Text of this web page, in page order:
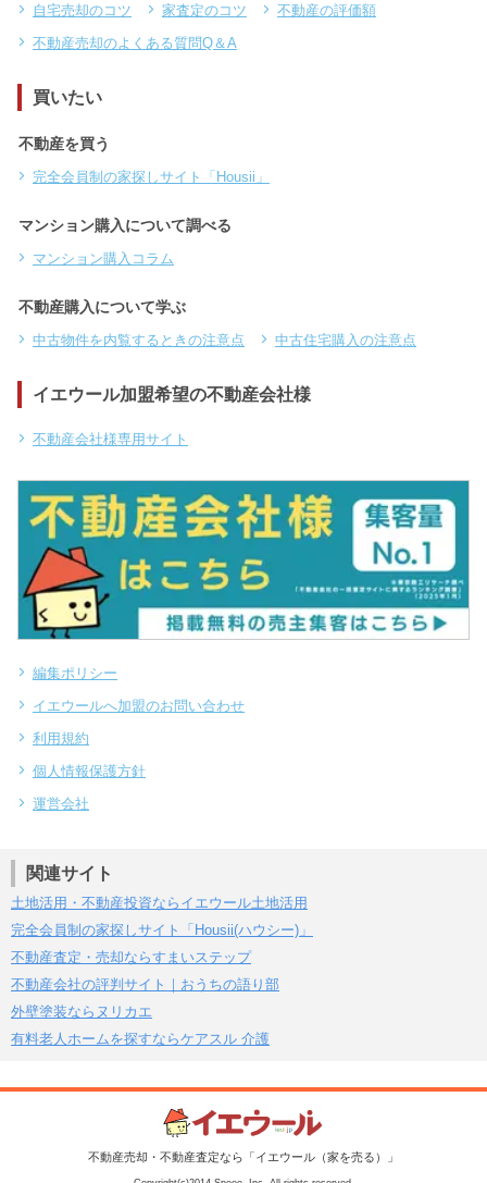
自宅売却のコツ
家査定のコツ
不動産の評価額
不動産売却のよくある質問Q＆A
買いたい
不動産を買う
完全会員制の家探しサイト「Housii」
マンション購入について調べる
マンション購入コラム
不動産購入について学ぶ
中古物件を内覧するときの注意点 中古住宅購入の注意点
イエウール加盟希望の不動産会社様
不動産会社様専用サイト
編集ポリシー
イエウールへ加盟のお問い合わせ
利用規約
個人情報保護方針
運営会社
関連サイト
土地活用・不動産投資ならイエウール土地活用
完全会員制の家探しサイト「Housii(ハウシー)」
不動産査定・売却ならすまいステップ
不動産会社の評判サイト｜おうちの語り部
外壁塗装ならヌリカエ
有料老人ホームを探すならケアスル 介護
不動産売却・不動産査定なら「イエウール（家を売る）」